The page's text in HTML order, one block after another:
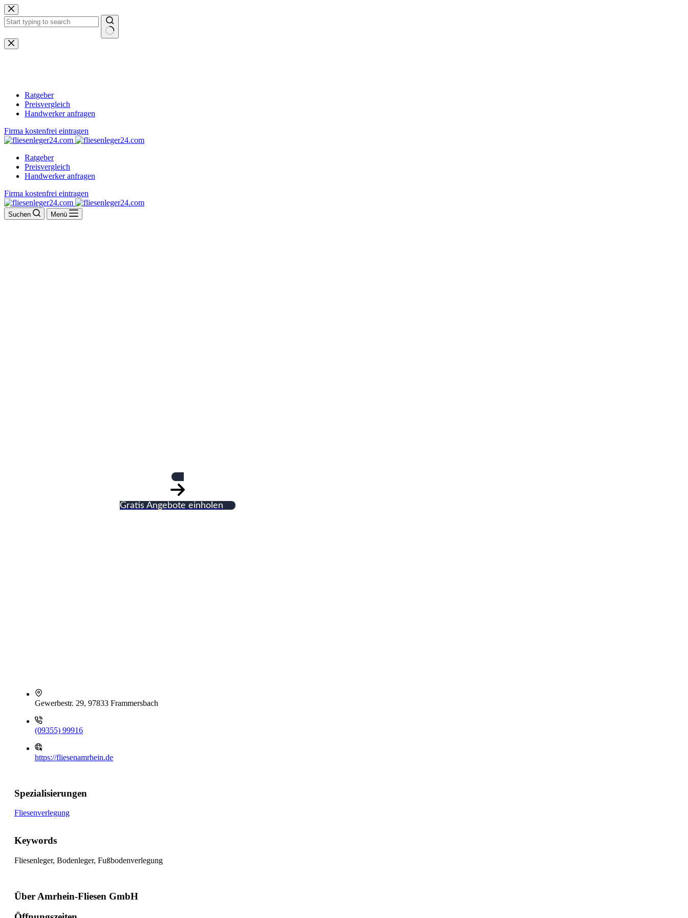
Zum
Inhalt
springen
Keine
Ergebnisse
Ratgeber
Preisvergleich
Handwerker anfragen
Firma kostenfrei eintragen
Ratgeber
Preisvergleich
Handwerker anfragen
Firma kostenfrei eintragen
Suchen Menü
Gratis Angebote einholen
Gewerbestr. 29, 97833 Frammersbach
(09355) 99916
https://fliesenamrhein.de
Spezialisierungen
Fliesenverlegung
Keywords
Fliesenleger, Bodenleger, Fußbodenverlegung
Über Amrhein-Fliesen GmbH